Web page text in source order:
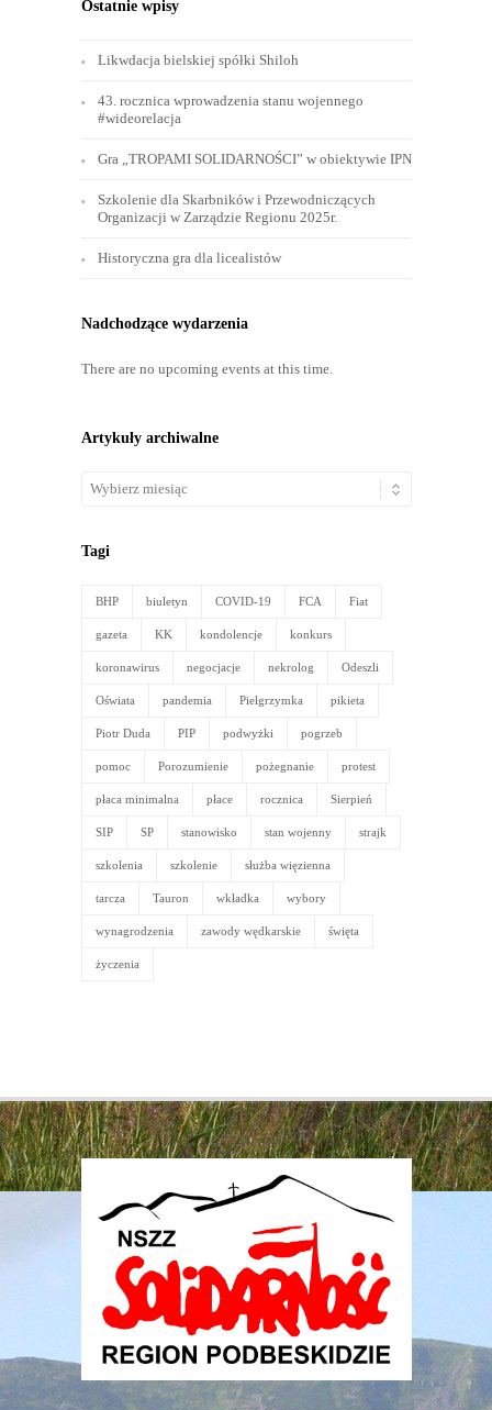
Ostatnie wpisy
Likwdacja bielskiej spółki Shiloh
43. rocznica wprowadzenia stanu wojennego
#wideorelacja
Gra „TROPAMI SOLIDARNOŚCI” w obiektywie IPN
Szkolenie dla Skarbników i Przewodniczących
Organizacji w Zarządzie Regionu 2025r.
Historyczna gra dla licealistów
Nadchodzące wydarzenia
There are no upcoming events at this time.
Artykuły archiwalne
Artykuły
Tagi
BHP biuletyn COVID-19 FCA Fiat
gazeta KK kondolencje konkurs
koronawirus negocjacje nekrolog Odeszli
Oświata pandemia Pielgrzymka pikieta
Piotr Duda PIP podwyżki pogrzeb
pomoc Porozumienie pożegnanie protest
płaca minimalna płace rocznica Sierpień
SIP SP stanowisko stan wojenny strajk
szkolenia szkolenie służba więzienna
tarcza Tauron wkładka wybory
wynagrodzenia zawody wędkarskie święta
życzenia